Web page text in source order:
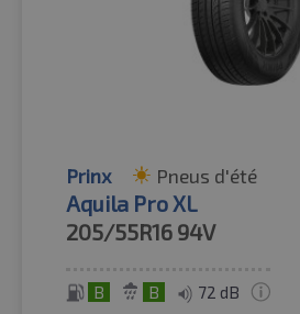
Prinx Pneus d'été
Aquila Pro XL
205/55R16 94V
B B 72 dB